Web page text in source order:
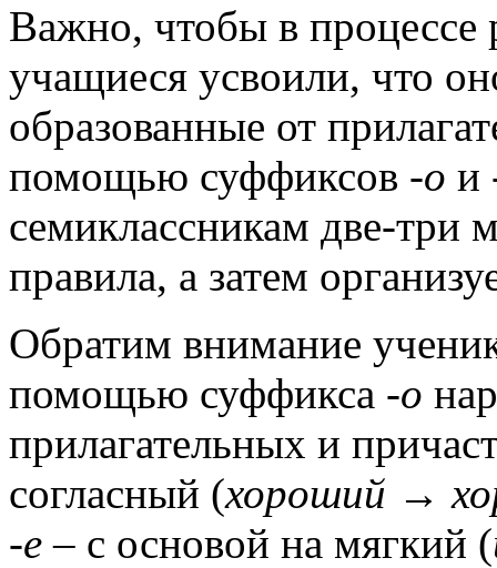
Важно, чтобы в процессе
учащиеся усвоили, что
образованные от
помощью суффиксов -о и
семиклассникам две-три
правила, а затем
Обратим внимание
помощью суффикса -о
прилагательных и
согласный (хороший →
-е – с основой на мягкий (